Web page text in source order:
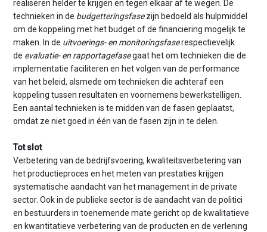
realiseren helder te krijgen en tegen elkaar af te wegen. De
technieken in de budgetteringsfasezijn bedoeld als hulpmiddel
om de koppeling met het budget of de financiering mogelijk te
maken. In de uitvoerings- en monitoringsfaserespectievelijk
de evaluatie- en rapportagefasegaat het om technieken die de
implementatie faciliteren en het volgen van de performance
van het beleid, alsmede om technieken die achteraf een
koppeling tussen resultaten en voornemens bewerkstelligen.
Een aantal technieken is te midden van de fasen geplaatst,
omdat ze niet goed in één van de fasen zijn in te delen.
Tot slot
Verbetering van de bedrijfsvoering, kwaliteitsverbetering van
het productieproces en het meten van prestaties krijgen
systematische aandacht van het management in de private
sector. Ook in de publieke sector is de aandacht van de politici
en bestuurders in toenemende mate gericht op de kwalitatieve
en kwantitatieve verbetering van de producten en de verlening